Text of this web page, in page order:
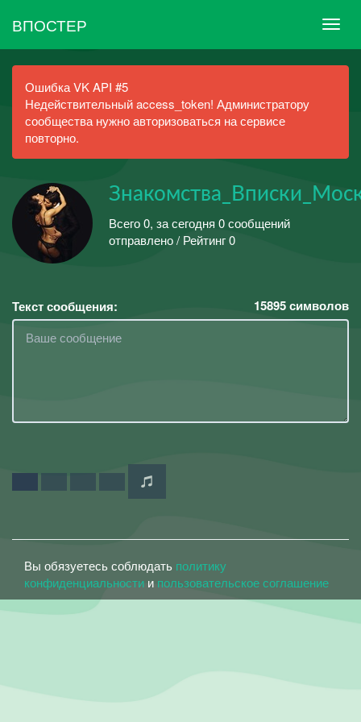
ВПОСТЕР
Ошибка VK API #5
Недействительный access_token! Администратору
сообщества нужно авторизоваться на сервисе
повторно.
Всего 0, за сегодня 0 сообщений
отправлено / Рейтинг 0
Текст сообщения: 15895символов
Вы обязуетесь соблюдать политику
конфиденциальности и пользовательское соглашение